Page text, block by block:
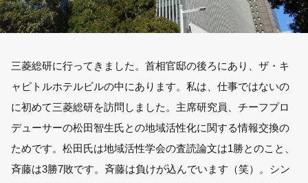
三菱総研に行ってきました。首相官邸の後ろにあり、ザ・キ
ャピトルホテルビルの中にあります。私は、仕事ではないの
に初めて三菱総研を訪問しました。主席研究員、チーフプロ
デューサーの松田智生氏との地域活性化に関する情報交換の
ためです。松田氏は地域活性学会の査読論文は1勝とのこと、
斉藤は3勝7敗です。斉藤は負けが込んでいます（笑）。シン